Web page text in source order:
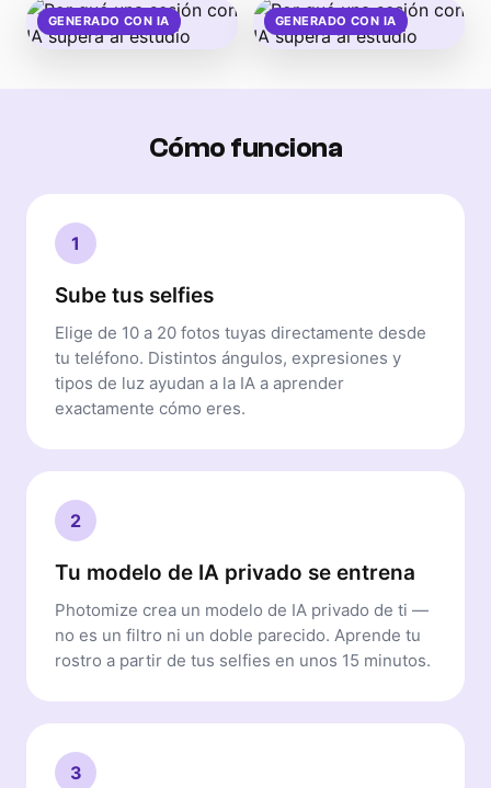
GENERADO CON IA GENERADO CON IA
Cómo funciona
1
Sube tus selfies
Elige de 10 a 20 fotos tuyas directamente desde
tu teléfono. Distintos ángulos, expresiones y
tipos de luz ayudan a la IA a aprender
exactamente cómo eres.
2
Tu modelo de IA privado se entrena
Photomize crea un modelo de IA privado de ti —
no es un filtro ni un doble parecido. Aprende tu
rostro a partir de tus selfies en unos 15 minutos.
3